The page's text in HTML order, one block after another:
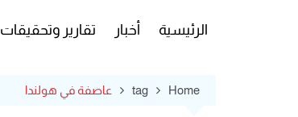
الرئيسية أخبار تقارير وتحقيقات
Home
tag عاصفة في هولندا